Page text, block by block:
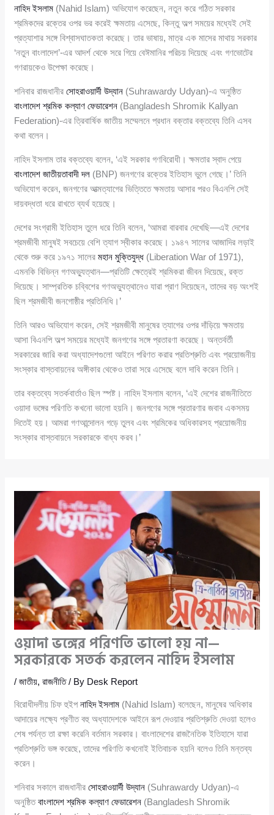
নাহিদ ইসলাম (Nahid Islam) অভিযোগ করেছেন, নতুন করে গঠিত সরকার
শ্রমিকদের রক্তের ওপর ভর করেই ক্ষমতায় এসেছে, কিন্তু অল্প সময়ের মধ্যেই সেই
প্রত্যাশার সঙ্গে বিশ্বাসঘাতকতা করেছে। তার ভাষায়, মাত্র এক মাসের মাথায় সরকার
‘নতুন বাংলাদেশ’-এর আদর্শ থেকে সরে গিয়ে বেঈমানির পরিচয় দিয়েছে এবং গণভোটের
গণরায়কেও উপেক্ষা করেছে।
শনিবার রাজধানীরসোহরাওয়ার্দী উদ্যান (Suhrawardy Udyan)-এ অনুষ্ঠিত
বাংলাদেশ শ্রমিক কল্যাণ ফেডারেশন (Bangladesh Shromik Kallyan
Federation)-এর ত্রিবার্ষিক জাতীয় সম্মেলনে প্রধান বক্তার বক্তব্যে তিনি এসব
কথা বলেন।
নাহিদ ইসলাম তার বক্তব্যে বলেন, ‘এই সরকার গণবিরোধী। ক্ষমতার স্বাদ পেয়ে
বাংলাদেশ জাতীয়তাবাদী দল (BNP) জনগণের রক্তের ইতিহাস ভুলে গেছে।’ তিনি
অভিযোগ করেন, জনগণের আত্মত্যাগের ভিত্তিতে ক্ষমতায় আসার পরও বিএনপি সেই
দায়বদ্ধতা ধরে রাখতে ব্যর্থ হয়েছে।
দেশের সংগ্রামী ইতিহাস তুলে ধরে তিনি বলেন, ‘আমরা বারবার দেখেছি—এই দেশের
শ্রমজীবী মানুষই সবচেয়ে বেশি ত্যাগ স্বীকার করেছে। ১৯৪৭ সালের আজাদির লড়াই
থেকে শুরু করে ১৯৭১ সালেরমহান মুক্তিযুদ্ধ (Liberation War of 1971),
এমনকি বিভিন্ন গণঅভ্যুত্থান—প্রতিটি ক্ষেত্রেই শ্রমিকরা জীবন দিয়েছে, রক্ত
দিয়েছে। সাম্প্রতিক চব্বিশের গণঅভ্যুত্থানেও যারা প্রাণ দিয়েছেন, তাদের বড় অংশই
ছিল শ্রমজীবী জনগোষ্ঠীর প্রতিনিধি।’
তিনি আরও অভিযোগ করেন, সেই শ্রমজীবী মানুষের ত্যাগের ওপর দাঁড়িয়ে ক্ষমতায়
আসা বিএনপি অল্প সময়ের মধ্যেই জনগণের সঙ্গে প্রতারণা করেছে। অন্তর্বর্তী
সরকারের জারি করা অধ্যাদেশগুলো আইনে পরিণত করার প্রতিশ্রুতি এবং প্রয়োজনীয়
সংস্কার বাস্তবায়নের অঙ্গীকার থেকেও তারা সরে এসেছে বলে দাবি করেন তিনি।
তার বক্তব্যে সতর্কবার্তাও ছিল স্পষ্ট। নাহিদ ইসলাম বলেন, ‘এই দেশের রাজনীতিতে
ওয়াদা ভঙ্গের পরিণতি কখনো ভালো হয়নি। জনগণের সঙ্গে প্রতারণার জবাব একসময়
দিতেই হয়। আমরা গণআন্দোলন গড়ে তুলব এবং শ্রমিকের অধিকারসহ প্রয়োজনীয়
সংস্কার বাস্তবায়নে সরকারকে বাধ্য করব।’
ওয়াদা ভঙ্গের পরিণতি ভালো হয় না—
সরকারকে সতর্ক করলেন নাহিদ ইসলাম
/জাতীয়,রাজনীতি/ By Desk Report
বিরোধীদলীয় চিফ হুইপনাহিদ ইসলাম (Nahid Islam) বলেছেন, মানুষের অধিকার
আদায়ের লক্ষ্যে প্রণীত বহু অধ্যাদেশকে আইনে রূপ দেওয়ার প্রতিশ্রুতি দেওয়া হলেও
শেষ পর্যন্ত তা রক্ষা করেনি বর্তমান সরকার। বাংলাদেশের রাজনৈতিক ইতিহাসে যারা
প্রতিশ্রুতি ভঙ্গ করেছে, তাদের পরিণতি কখনোই ইতিবাচক হয়নি বলেও তিনি মন্তব্য
করেন।
শনিবার সকালে রাজধানীরসোহরাওয়ার্দী উদ্যান (Suhrawardy Udyan)-এ
অনুষ্ঠিতবাংলাদেশ শ্রমিক কল্যাণ ফেডারেশন (Bangladesh Shromik